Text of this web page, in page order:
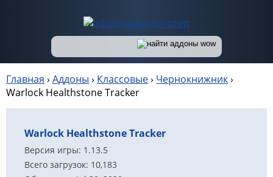
Главная › Аддоны › Классовые› Чернокнижник›
Warlock Healthstone Tracker
Warlock Healthstone Tracker
Версия игры: 1.13.5
Всего загрузок: 10,183